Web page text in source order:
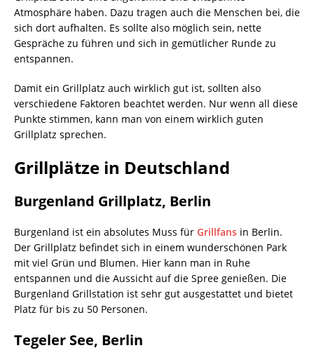
Atmosphäre haben. Dazu tragen auch die Menschen bei, die
sich dort aufhalten. Es sollte also möglich sein, nette
Gespräche zu führen und sich in gemütlicher Runde zu
entspannen.
Damit ein Grillplatz auch wirklich gut ist, sollten also
verschiedene Faktoren beachtet werden. Nur wenn all diese
Punkte stimmen, kann man von einem wirklich guten
Grillplatz sprechen.
Grillplätze in Deutschland
Burgenland Grillplatz, Berlin
Burgenland ist ein absolutes Muss für Grillfans in Berlin.
Der Grillplatz befindet sich in einem wunderschönen Park
mit viel Grün und Blumen. Hier kann man in Ruhe
entspannen und die Aussicht auf die Spree genießen. Die
Burgenland Grillstation ist sehr gut ausgestattet und bietet
Platz für bis zu 50 Personen.
Tegeler See, Berlin